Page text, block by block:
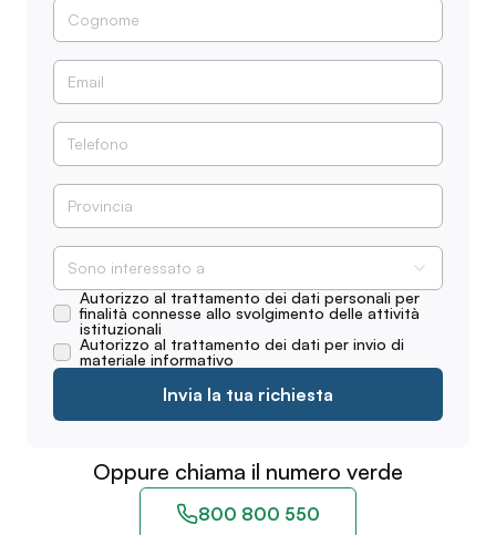
Sono interessato a
Autorizzo al trattamento dei dati personali per
finalità connesse allo svolgimento delle attività
istituzionali
Autorizzo al trattamento dei dati per invio di
materiale informativo
Invia la tua richiesta
Oppure chiama il numero verde
800 800 550